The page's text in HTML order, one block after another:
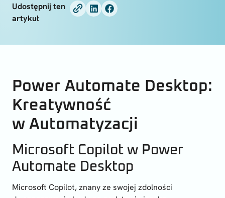
Udostępnij ten
artykuł
Power Automate Desktop:
Kreatywność
w Automatyzacji
Microsoft Copilot w Power
Automate Desktop
Microsoft Copilot, znany ze swojej zdolności